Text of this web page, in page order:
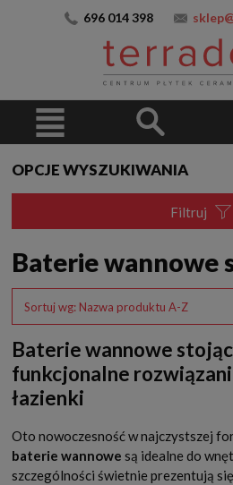
696 014 398
OPCJE WYSZUKIWANIA
Filtruj
Baterie wannowe
Sortuj wg: Nazwa produktu A-Z
Baterie wannowe
funkcjonalne
łazienki
Oto nowoczesność w najczystszej
baterie wannowe są idealne do
szczególności świetnie prezentują